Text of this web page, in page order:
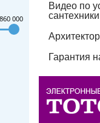
860 000
Видео по
сантехники
Гарантия